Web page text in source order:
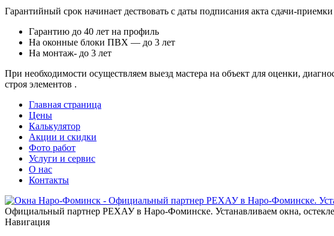
Гарантийный срок начинает дествовать с даты подписания акта сдачи-
Гарантию до 40 лет на профиль
На оконные блоки ПВХ — до 3 лет
На монтаж- до 3 лет
При необходимости осуществляем выезд мастера на объект для оценки,
строя элементов .
Главная страница
Цены
Калькулятор
Акции и скидки
Фото работ
Услуги и сервис
О нас
Контакты
Официальный партнер РЕХАУ в Наро-Фоминске. Устанавливаем окна,
Навигация